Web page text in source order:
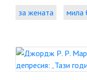
за жената
мила